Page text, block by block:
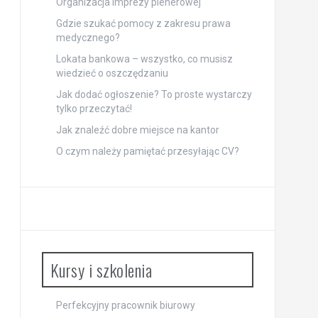
Organizacja imprezy plenerowej
Gdzie szukać pomocy z zakresu prawa
medycznego?
Lokata bankowa – wszystko, co musisz
wiedzieć o oszczędzaniu
Jak dodać ogłoszenie? To proste wystarczy
tylko przeczytać!
Jak znaleźć dobre miejsce na kantor
O czym należy pamiętać przesyłając CV?
Kursy i szkolenia
Perfekcyjny pracownik biurowy